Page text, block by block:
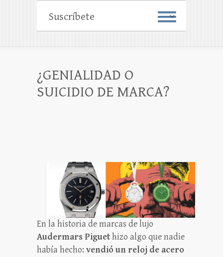
¿GENIALIDAD O
SUICIDIO DE MARCA?
En la historia de marcas de lujo
Audermars Piguethizo algo que nadie
había hecho: vendió un reloj de acero